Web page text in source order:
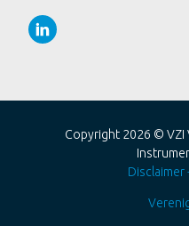
Copyright 2026 © VZI
Disclaimer